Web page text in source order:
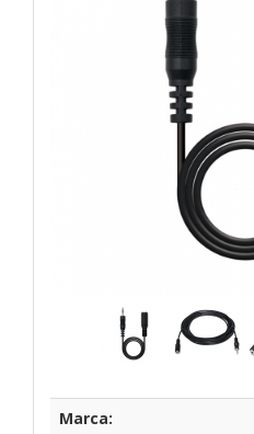
Marca: